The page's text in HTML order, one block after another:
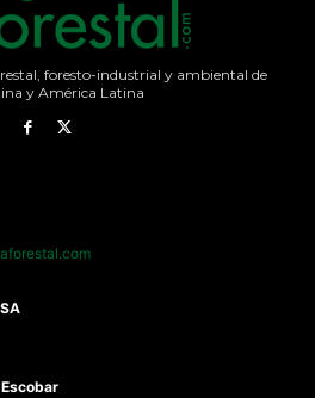
foresto-industrial y ambiental de
y América Latina
SA